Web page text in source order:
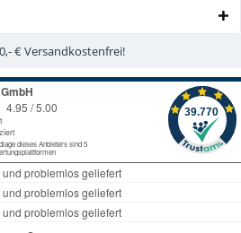
€ Versandkostenfrei!